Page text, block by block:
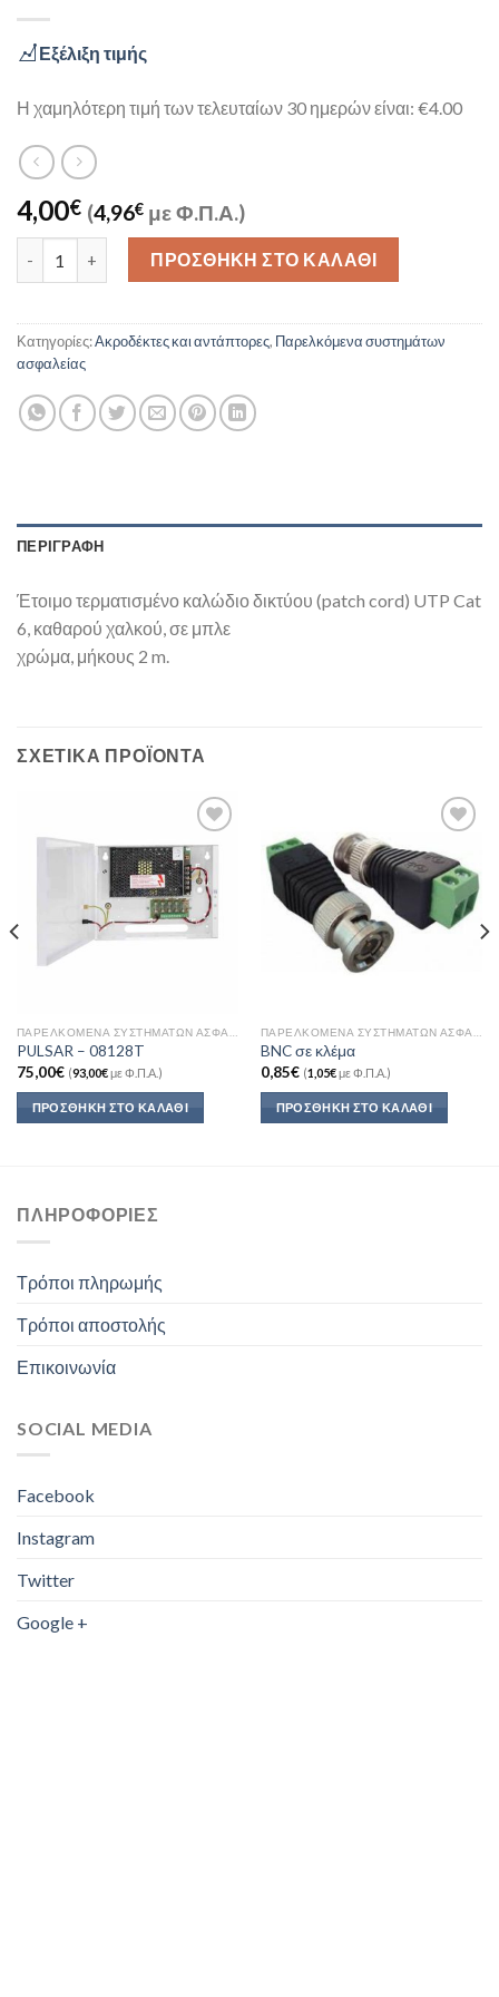
Εξέλιξη τιμής
Η χαμηλότερη τιμή των τελευταίων 30 ημερών είναι: €4.00
4,00€ (4,96€ με Φ.Π.Α.)
UTP CAT6e CABLE 2m ποσότηταΠΡΟΣΘΉΚΗ ΣΤΟ ΚΑΛΆΘΙ
Κατηγορίες:Ακροδέκτες και αντάπτορες, Παρελκόμενα συστημάτων
ασφαλείας
ΠΕΡΙΓΡΑΦΉ
Έτοιμο τερματισμένο καλώδιο δικτύου (patch cord) UTP Cat
6, καθαρού χαλκού, σε μπλε
χρώμα, μήκους 2 m.
ΣΧΕΤΙΚΆ ΠΡΟΪΌΝΤΑ
Add to
Wishlist
PULSAR – 08128T
75,00€ (93,00€με Φ.Π.Α.)
ΠΡΟΣΘΉΚΗ ΣΤΟ ΚΑΛΆΘΙ
Add to
Wishlist
BNC σε κλέμα
0,85€ (1,05€με Φ.Π.Α.)
ΠΡΟΣΘΉΚΗ ΣΤΟ ΚΑΛΆΘΙ
ΠΛΗΡΟΦΟΡΊΕΣ
Τρόποι πληρωμής
Τρόποι αποστολής
Επικοινωνία
SOCIAL MEDIA
Facebook
Instagram
Twitter
Google +